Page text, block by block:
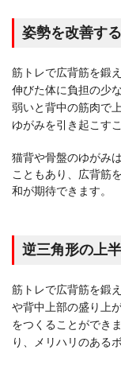
姿勢を改善す
筋トレで広背筋を鍛
伸びた体に負担の少
弱いと背中の筋肉で
ゆがみを引き起こす
猫背や骨盤のゆがみ
こともあり、広背筋
和が期待できます。
逆三角形の上
筋トレで広背筋を鍛
や背中上部の盛り上
をつくることができ
り、メリハリのある